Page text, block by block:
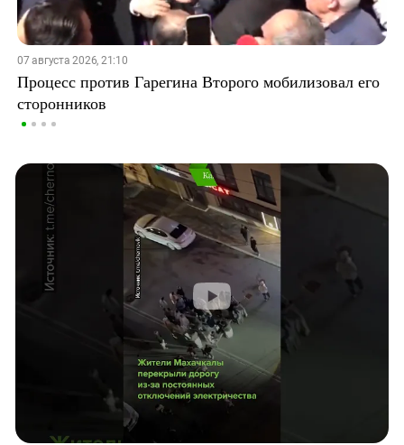
07 августа 2026, 21:10
Процесс против Гарегина Второго мобилизовал его
сторонников